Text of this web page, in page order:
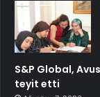
S&P Global,
teyit etti